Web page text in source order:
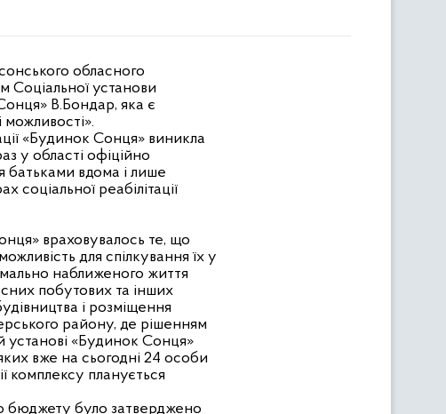
обласного
Соціальної установи
В.Бондар, яка є
можливості».
«Будинок Сонця» виникла
у області офіційно
батьками вдома і лише
соціальної реабілітації
враховувалось те, що
для спілкування їх у
наближеного життя
побутових та інших
і розміщення
району, де рішенням
установі «Будинок Сонця»
вже на сьогодні 24 особи
комплексу планується
бюджету було затверджено